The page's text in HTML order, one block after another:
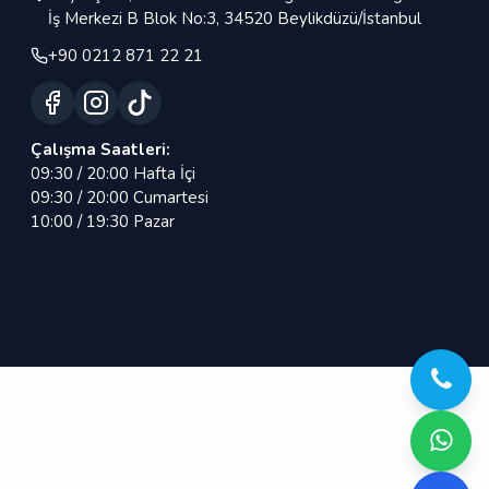
İş Merkezi B Blok No:3, 34520 Beylikdüzü/İstanbul
+90 0212 871 22 21
Çalışma Saatleri:
09:30 / 20:00 Hafta İçi
09:30 / 20:00 Cumartesi
10:00 / 19:30 Pazar